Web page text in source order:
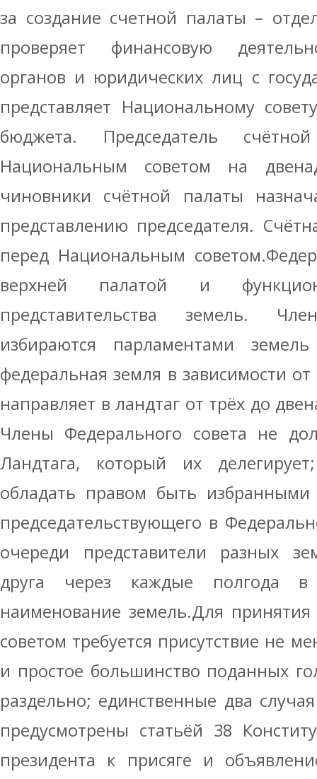
за создание счетной палаты –
проверяет финансовую
органов и юридических лиц с
представляет Национальному
бюджета. Председатель
Национальным советом на
чиновники счётной палаты
представлению председателя.
перед Национальным
верхней палатой и
представительства земель.
избираются парламентами
федеральная земля в зависимости
направляет в ландтаг от трёх до
Члены Федерального совета не
Ландтага, который их
обладать правом быть
председательствующего в
очереди представители разных
друга через каждые полгода в
наименование земель.Для
советом требуется присутствие не
и простое большинство поданных
раздельно; единственные два
предусмотрены статьёй 38
президента к присяге и